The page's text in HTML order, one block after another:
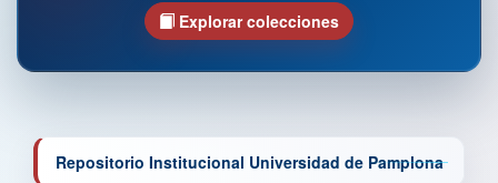
Explorar colecciones
Repositorio Institucional Universidad de Pamplona